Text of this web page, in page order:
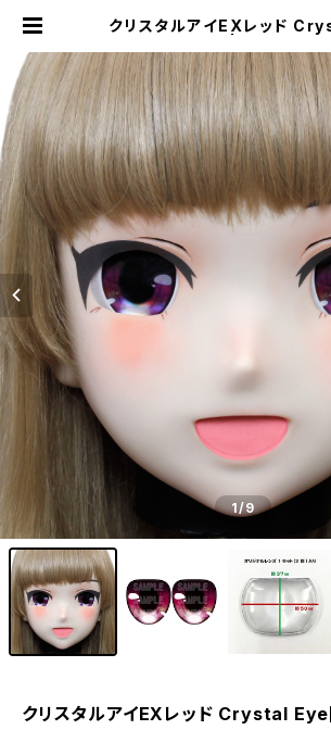
クリスタルアイEXレッド
1/9
クリスタルアイEXレッド Crystal